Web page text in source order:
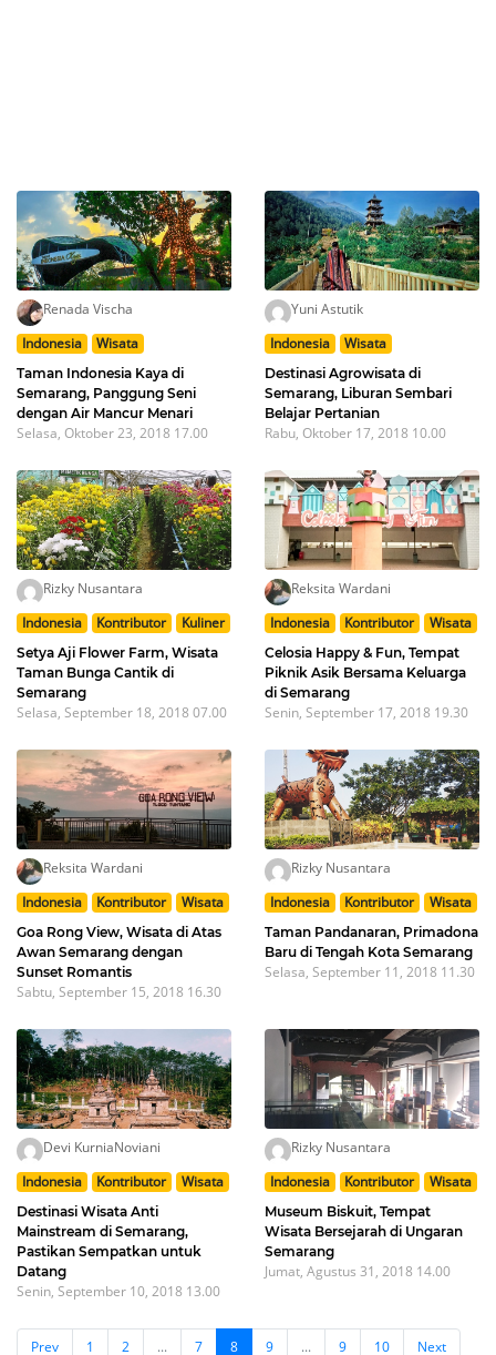
Renada Vischa
Indonesia
Wisata
Taman Indonesia Kaya di
Semarang, Panggung Seni
dengan Air Mancur Menari
Selasa, Oktober 23, 2018 17.00
Yuni Astutik
Indonesia
Wisata
Destinasi Agrowisata di
Semarang, Liburan Sembari
Belajar Pertanian
Rabu, Oktober 17, 2018 10.00
Rizky Nusantara
Indonesia
Kontributor Kuliner
Setya Aji Flower Farm, Wisata
Taman Bunga Cantik di
Semarang
Selasa, September 18, 2018 07.00
Reksita Wardani
Indonesia
Kontributor Wisata
Celosia Happy & Fun, Tempat
Piknik Asik Bersama Keluarga
di Semarang
Senin, September 17, 2018 19.30
Reksita Wardani
Indonesia
Kontributor Wisata
Goa Rong View, Wisata di Atas
Awan Semarang dengan
Sunset Romantis
Sabtu, September 15, 2018 16.30
Rizky Nusantara
Indonesia
Kontributor Wisata
Taman Pandanaran, Primadona
Baru di Tengah Kota Semarang
Selasa, September 11, 2018 11.30
Devi KurniaNoviani
Indonesia
Kontributor Wisata
Destinasi Wisata Anti
Mainstream di Semarang,
Pastikan Sempatkan untuk
Datang
Senin, September 10, 2018 13.00
Rizky Nusantara
Indonesia
Kontributor Wisata
Museum Biskuit, Tempat
Wisata Bersejarah di Ungaran
Semarang
Jumat, Agustus 31, 2018 14.00
Prev 1 2 ... 7 8 9 ... 9 10 Next